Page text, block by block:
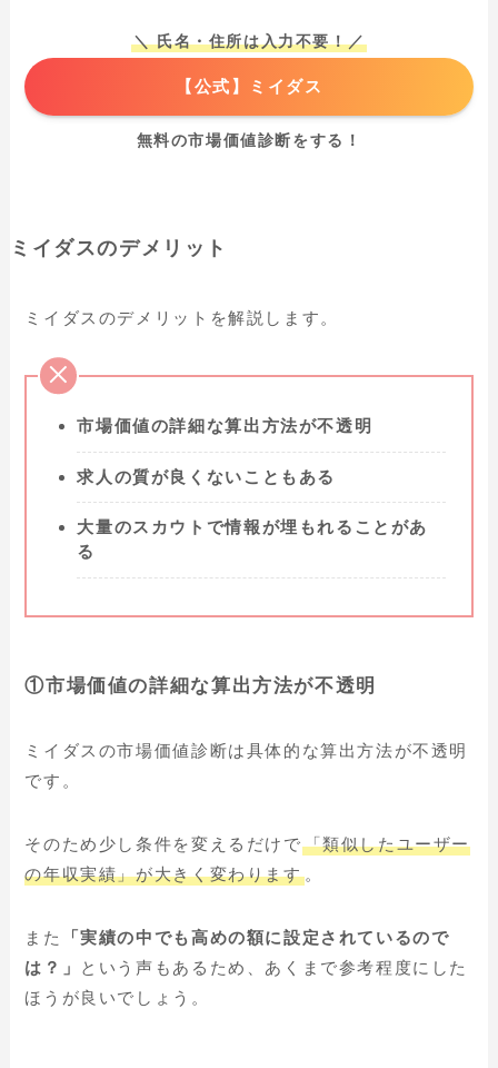
＼ 氏名・住所は入力不要！／
【公式】ミイダス
無料の市場価値診断をする！
ミイダスのデメリット
ミイダスのデメリットを解説します。
市場価値の詳細な算出方法が不透明
求人の質が良くないこともある
大量のスカウトで情報が埋もれることがあ
る
①市場価値の詳細な算出方法が不透明
ミイダスの市場価値診断は具体的な算出方法が不透明
です。
そのため少し条件を変えるだけで 「類似したユーザー
の年収実績」が大きく変わります。
また
「実績の中でも高めの額に設定されているので
は？」
という声もあるため、あくまで参考程度にした
ほうが良いでしょう。